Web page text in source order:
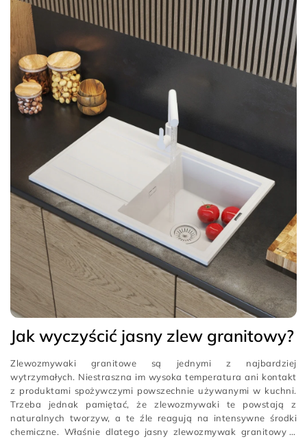
Jak wyczyścić jasny zlew granitowy?
Zlewozmywaki granitowe są jednymi z najbardziej
wytrzymałych. Niestraszna im wysoka temperatura ani kontakt
z produktami spożywczymi powszechnie używanymi w kuchni.
Trzeba jednak pamiętać, że zlewozmywaki te powstają z
naturalnych tworzyw, a te źle reagują na intensywne środki
chemiczne. Właśnie dlatego jasny zlewozmywak granitowy –